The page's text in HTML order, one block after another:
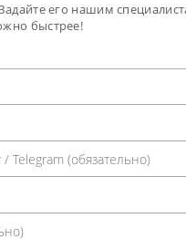
его нашим
быстрее!